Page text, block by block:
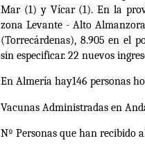
Mar (1) y Vícar (1).En la
zona Levante - Alto
(Torrecárdenas), 8.905 en el
sin especificar. 22 nuevos
En Almería hay146 personas
Vacunas Administradas en
Nº Personas que han recibido